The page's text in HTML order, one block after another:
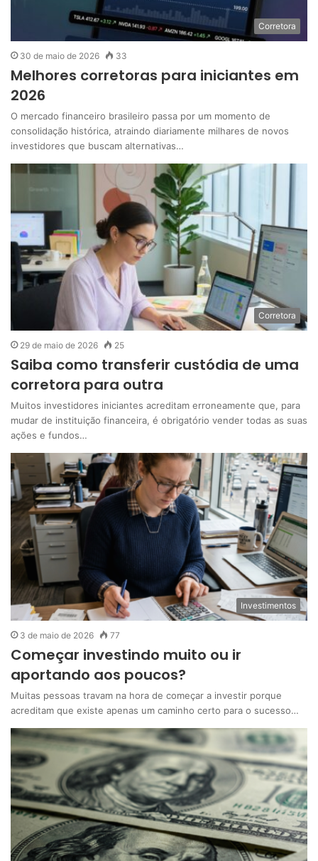
Corretora
30 de maio de 2026 33
Melhores corretoras para iniciantes em
2026
O mercado financeiro brasileiro passa por um momento de
consolidação histórica, atraindo diariamente milhares de novos
investidores que buscam alternativas…
Corretora
29 de maio de 2026 25
Saiba como transferir custódia de uma
corretora para outra
Muitos investidores iniciantes acreditam erroneamente que, para
mudar de instituição financeira, é obrigatório vender todas as suas
ações e fundos…
Investimentos
3 de maio de 2026 77
Começar investindo muito ou ir
aportando aos poucos?
Muitas pessoas travam na hora de começar a investir porque
acreditam que existe apenas um caminho certo para o sucesso…